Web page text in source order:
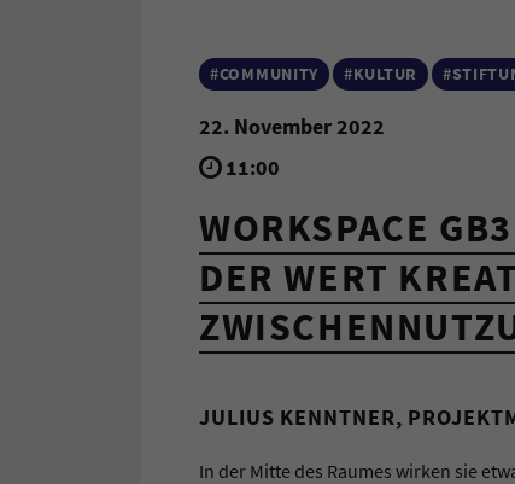
#COMMUNITY #KULTUR
22. November 2022
11:00
WORKSPACE
DER WERT
JULIUS KENNTNER,
In der Mitte des Raumes wirken sie